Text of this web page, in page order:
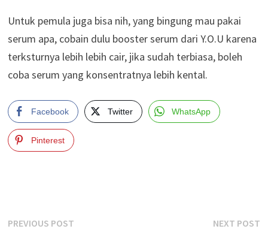
Untuk pemula juga bisa nih, yang bingung mau pakai
serum apa, cobain dulu booster serum dari Y.O.U karena
terksturnya lebih lebih cair, jika sudah terbiasa, boleh
coba serum yang konsentratnya lebih kental.
Facebook Twitter WhatsApp
Pinterest
Post
PREVIOUS POSTPrevious
NEXT POST